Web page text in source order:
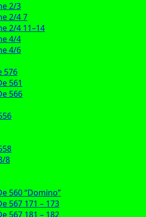
2/3
2/4 7
2/4 11–14
4/4
4/6
576
561
566
8
560 “Domino”
567 171 – 173
567 181 – 182